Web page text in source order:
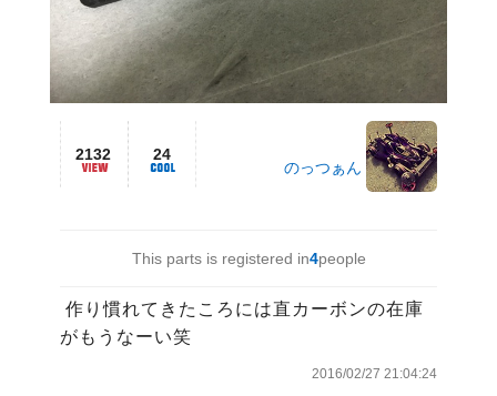
2132 24
のっつぁん
This parts is registered in4people
がもうなーい笑
2016/02/27 21:04:24